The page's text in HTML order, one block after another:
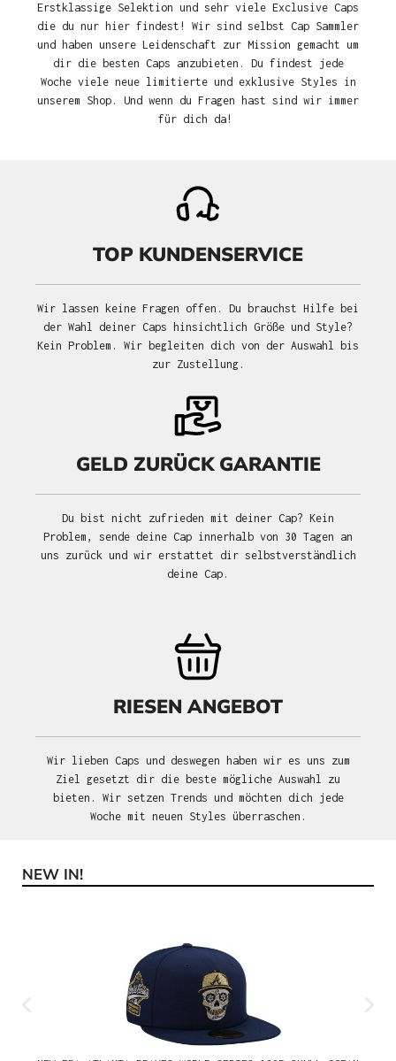
Erstklassige Selektion und sehr viele Exclusive Caps
die du nur hier findest! Wir sind selbst Cap Sammler
und haben unsere Leidenschaft zur Mission gemacht um
dir die besten Caps anzubieten. Du findest jede
Woche viele neue limitierte und exklusive Styles in
unserem Shop. Und wenn du Fragen hast sind wir immer
für dich da!
TOP KUNDENSERVICE
Wir lassen keine Fragen offen. Du brauchst Hilfe bei
der Wahl deiner Caps hinsichtlich Größe und Style?
Kein Problem. Wir begleiten dich von der Auswahl bis
zur Zustellung.
GELD ZURÜCK GARANTIE
Du bist nicht zufrieden mit deiner Cap? Kein
Problem, sende deine Cap innerhalb von 30 Tagen an
uns zurück und wir erstattet dir selbstverständlich
deine Cap.
RIESEN ANGEBOT
Wir lieben Caps und deswegen haben wir es uns zum
Ziel gesetzt dir die beste mögliche Auswahl zu
bieten. Wir setzen Trends und möchten dich jede
Woche mit neuen Styles überraschen.
Produktgalerie überspringen
NEW IN!